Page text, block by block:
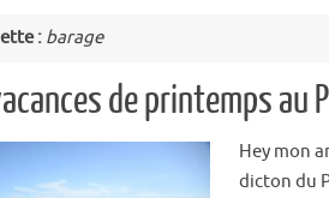
: barage
de printemps au
Hey mon
dicton du